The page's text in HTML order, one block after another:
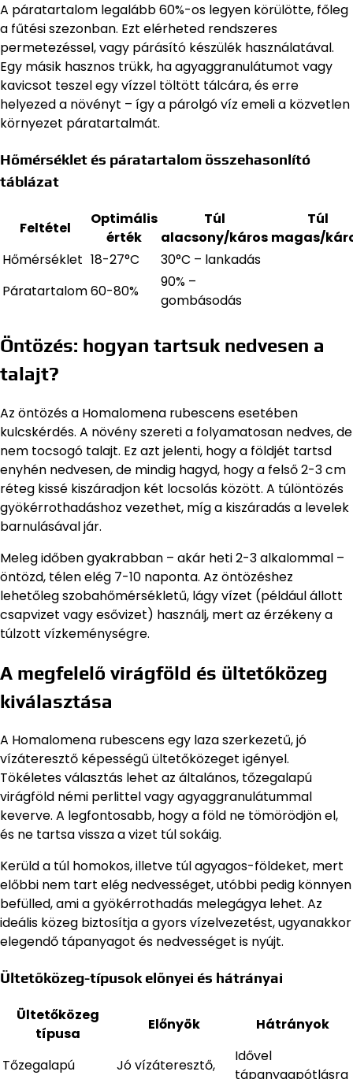
A páratartalom legalább 60%-os legyen körülötte, főleg
a fűtési szezonban. Ezt elérheted rendszeres
permetezéssel, vagy párásító készülék használatával.
Egy másik hasznos trükk, ha agyaggranulátumot vagy
kavicsot teszel egy vízzel töltött tálcára, és erre
helyezed a növényt – így a párolgó víz emeli a közvetlen
környezet páratartalmát.
Hőmérséklet és páratartalom összehasonlító
táblázat
Feltétel
Optimális
érték
Túl
alacsony/káros
Túl
magas/
Hőmérséklet 18-27°C
30°C – lankadás
Páratartalom60-80%
90% –
gombásodás
Öntözés: hogyan tartsuk nedvesen a
talajt?
Az öntözés a Homalomena rubescens esetében
kulcskérdés. A növény szereti a folyamatosan nedves, de
nem tocsogó talajt. Ez azt jelenti, hogy a földjét tartsd
enyhén nedvesen, de mindig hagyd, hogy a felső 2-3 cm
réteg kissé kiszáradjon két locsolás között. A túlöntözés
gyökérrothadáshoz vezethet, míg a kiszáradás a levelek
barnulásával jár.
Meleg időben gyakrabban – akár heti 2-3 alkalommal –
öntözd, télen elég 7-10 naponta. Az öntözéshez
lehetőleg szobahőmérsékletű, lágy vízet (például állott
csapvizet vagy esővizet) használj, mert az érzékeny a
túlzott vízkeménységre.
A megfelelő virágföld és ültetőközeg
kiválasztása
A Homalomena rubescens egy laza szerkezetű, jó
vízáteresztő képességű ültetőközeget igényel.
Tökéletes választás lehet az általános, tőzegalapú
virágföld némi perlittel vagy agyaggranulátummal
keverve. A legfontosabb, hogy a föld ne tömörödjön el,
és ne tartsa vissza a vizet túl sokáig.
Kerüld a túl homokos, illetve túl agyagos-földeket, mert
előbbi nem tart elég nedvességet, utóbbi pedig könnyen
befülled, ami a gyökérrothadás melegágya lehet. Az
ideális közeg biztosítja a gyors vízelvezetést, ugyanakkor
elegendő tápanyagot és nedvességet is nyújt.
Ültetőközeg-típusok előnyei és hátrányai
Ültetőközeg
típusa
Előnyök Hátrányok
Tőzegalapú
Jó vízáteresztő,
Idővel
tápanyagpótlásra